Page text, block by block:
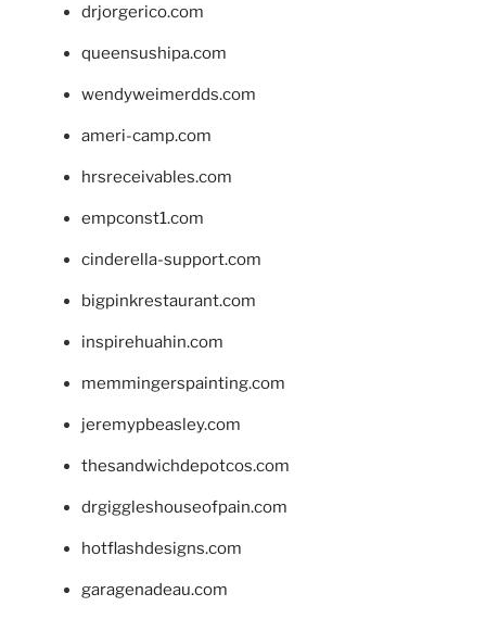
drjorgerico.com
queensushipa.com
wendyweimerdds.com
ameri-camp.com
hrsreceivables.com
empconst1.com
cinderella-support.com
bigpinkrestaurant.com
inspirehuahin.com
memmingerspainting.com
jeremypbeasley.com
thesandwichdepotcos.com
drgiggleshouseofpain.com
hotflashdesigns.com
garagenadeau.com